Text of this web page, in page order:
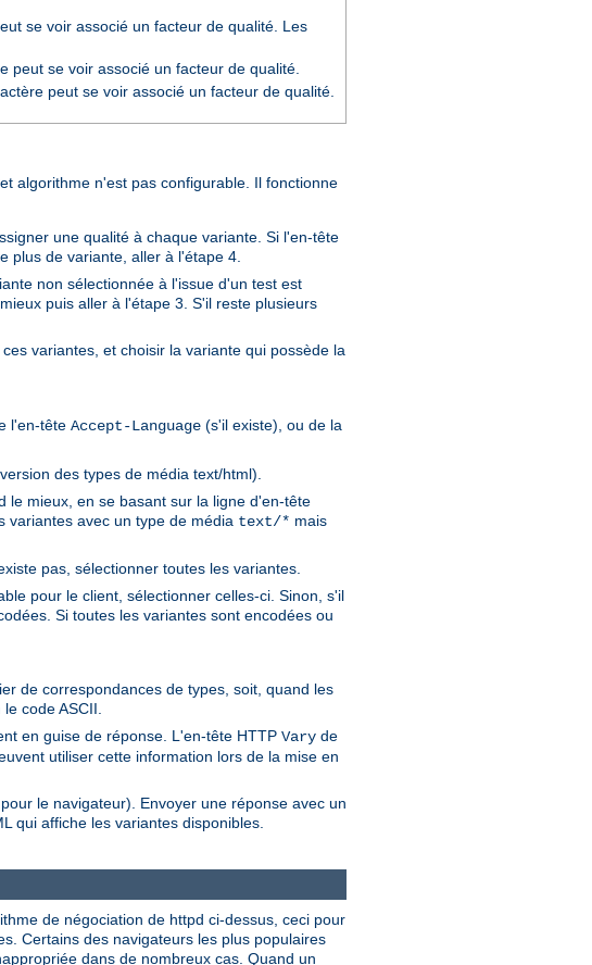
se voir associé un facteur de qualité. Les
peut se voir associé un facteur de qualité.
peut se voir associé un facteur de qualité.
algorithme n'est pas configurable. Il fonctionne
une qualité à chaque variante. Si l'en-tête
plus de variante, aller à l'étape 4.
non sélectionnée à l'issue d'un test est
puis aller à l'étape 3. S'il reste plusieurs
variantes, et choisir la variante qui possède la
l'en-tête Accept-Language (s'il existe), ou de la
des types de média text/html).
le mieux, en se basant sur la ligne d'en-tête
variantes avec un type de média text/* mais
pas, sélectionner toutes les variantes.
pour le client, sélectionner celles-ci. Sinon, s'il
Si toutes les variantes sont encodées ou
de correspondances de types, soit, quand les
code ASCII.
en guise de réponse. L'en-tête HTTP Vary de
utiliser cette information lors de la mise en
le navigateur). Envoyer une réponse avec un
qui affiche les variantes disponibles.
de négociation de httpd ci-dessus, ceci pour
Certains des navigateurs les plus populaires
dans de nombreux cas. Quand un